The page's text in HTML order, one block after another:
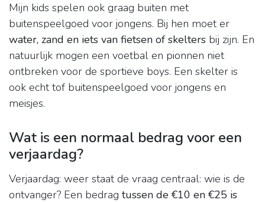
Mijn kids spelen ook graag buiten met
buitenspeelgoed voor jongens. Bij hen moet er
water, zand en iets van fietsen of skelters bij zijn. En
natuurlijk mogen een voetbal en pionnen niet
ontbreken voor de sportieve boys. Een skelter is
ook echt tof buitenspeelgoed voor jongens en
meisjes.
Wat is een normaal bedrag voor een
verjaardag?
Verjaardag: weer staat de vraag centraal: wie is de
ontvanger? Een bedrag tussen de €10 en €25 is